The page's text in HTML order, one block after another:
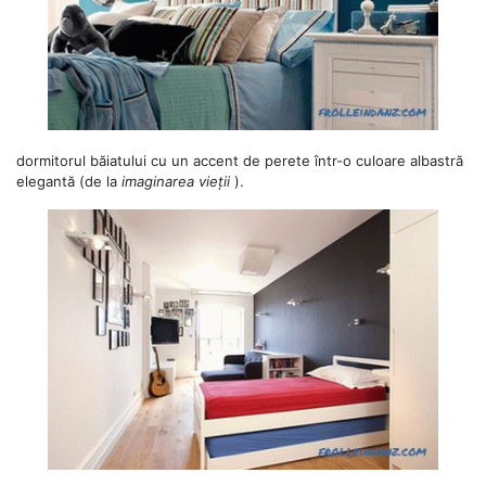
dormitorul băiatului cu un accent de perete într-o culoare albastră
elegantă (de la imaginarea vieții ).